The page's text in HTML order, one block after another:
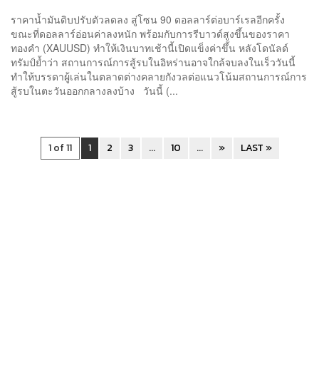
ราคาน้ำมันดิบปรับตัวลดลง สู่โซน 90 ดอลลาร์ต่อบาร์เรลอีกครั้ง
ขณะที่ดอลลาร์อ่อนค่าลงหนัก พร้อมกับการรีบาวด์สูงขึ้นของราคา
ทองคำ (XAUUSD) ทำให้เงินบาทเช้านี้เปิดแข็งค่าขึ้น หลังโดนัลด์
ทรัมป์ย้ำว่า สถานการณ์การสู้รบในอิหร่านอาจใกล้จบลงในเร็ววันนี้
ทำให้บรรดาผู้เล่นในตลาดต่างคลายกังวลต่อแนวโน้มสถานการณ์การ
สู้รบในตะวันออกกลางลงบ้าง วันนี้ (...
1 of 11 1 2 3 ... 10 ... » LAST »